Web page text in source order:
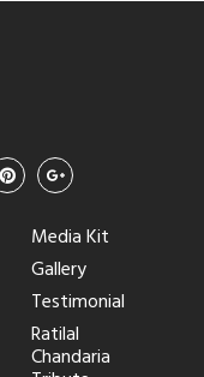
Media Kit
Gallery
Testimonial
Ratilal
Chandaria